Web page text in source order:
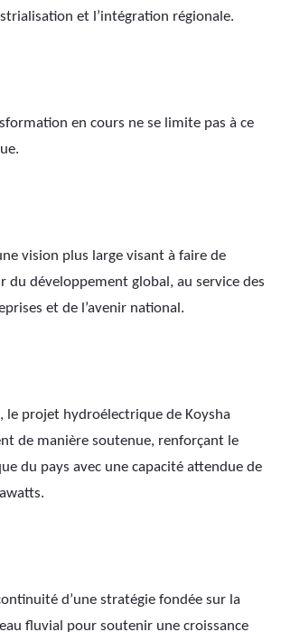
et l’intégration régionale.
en cours ne se limite pas à ce
vision plus large visant à faire de
du développement global, au service des
et de l’avenir national.
le projet hydroélectrique de Koysha
de manière soutenue, renforçant le
du pays avec une capacité attendue de
d’une stratégie fondée sur la
fluvial pour soutenir une croissance